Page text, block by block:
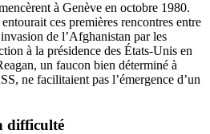
à Genève en octobre 1980.
ces premières rencontres entre
de l’Afghanistan par les
à la présidence des États-Unis en
un faucon bien déterminé à
ne facilitaient pas l’émergence d’un
difficulté